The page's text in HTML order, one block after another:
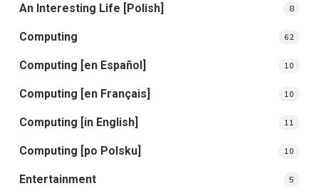
An Interesting Life [Polish] 8
Computing 62
Computing [en Español] 10
Computing [en Français] 10
Computing [in English] 11
Computing [po Polsku] 10
Entertainment 5